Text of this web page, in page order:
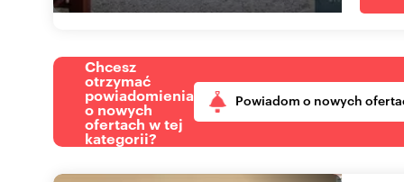
Chcesz
otrzymać
powiadomienia
o nowych
ofertach w tej
kategorii?
Powiadom o nowych